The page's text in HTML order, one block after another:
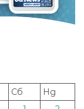
Сб
Нд